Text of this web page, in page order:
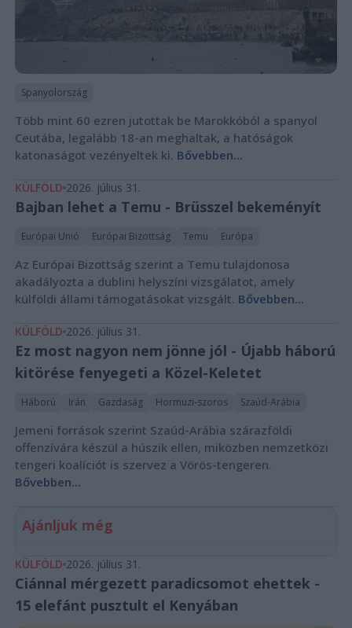
Spanyolország
Több mint 60 ezren jutottak be Marokkóból a spanyol
Ceutába, legalább 18-an meghaltak, a hatóságok
katonaságot vezényeltek ki. Bővebben...
KÜLFÖLD 2026. július 31.
Bajban lehet a Temu - Brüsszel bekeményít
Európai Unió Európai Bizottság Temu Európa
Az Európai Bizottság szerint a Temu tulajdonosa
akadályozta a dublini helyszíni vizsgálatot, amely
külföldi állami támogatásokat vizsgált. Bővebben...
KÜLFÖLD 2026. július 31.
Ez most nagyon nem jönne jól - Újabb háború
kitörése fenyegeti a Közel-Keletet
Háború Irán Gazdaság Hormuzi-szoros Szaúd-Arábia
Jemeni források szerint Szaúd-Arábia szárazföldi
offenzívára készül a húszik ellen, miközben nemzetközi
tengeri koalíciót is szervez a Vörös-tengeren.
Bővebben...
Ajánljuk még
KÜLFÖLD 2026. július 31.
Ciánnal mérgezett paradicsomot ehettek -
15 elefánt pusztult el Kenyában